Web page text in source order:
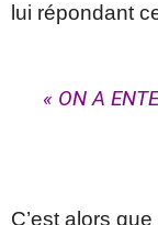
lui répondant
« ON A
C’est alors